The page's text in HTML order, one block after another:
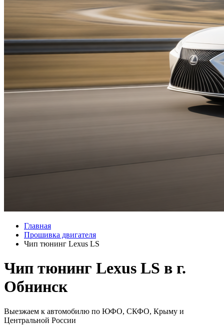
Главная
Прошивка двигателя
Чип тюнинг Lexus LS
Чип тюнинг Lexus LS в г.
Обнинск
Выезжаем к автомобилю по ЮФО, СКФО, Крыму и
Центральной России